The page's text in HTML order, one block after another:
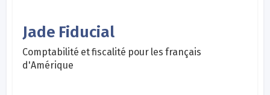
Jade Fiducial
Comptabilité et fiscalité pour les français
d'Amérique